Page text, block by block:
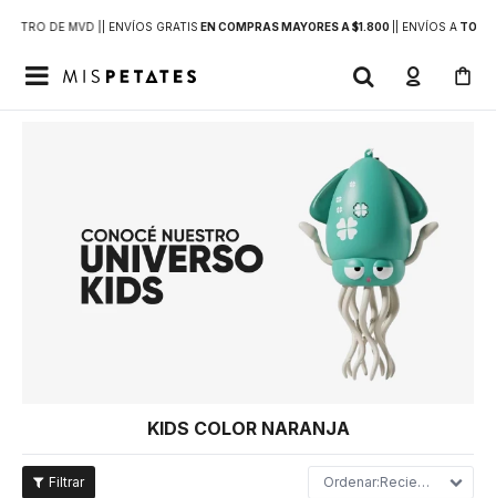
DE MVD | | ENVÍOS GRATIS EN COMPRAS MAYORES A $1.800 | ENVÍOS ATODO

KIDS COLOR NARANJA
Recientes